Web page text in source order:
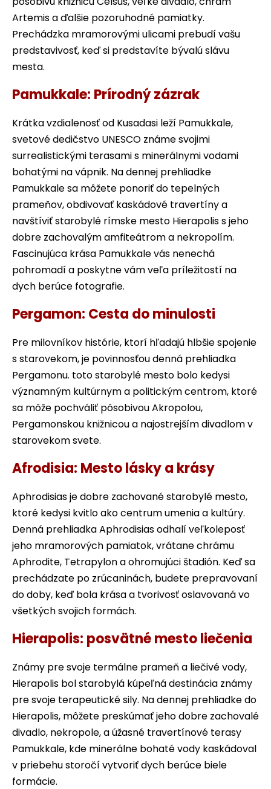
Artemis a ďalšie pozoruhodné pamiatky.
Prechádzka mramorovými ulicami prebudí vašu
predstavivosť, keď si predstavíte bývalú slávu
mesta.
Pamukkale: Prírodný zázrak
Krátka vzdialenosť od Kusadasi leží Pamukkale,
svetové dedičstvo UNESCO známe svojimi
surrealistickými terasami s minerálnymi vodami
bohatými na vápnik. Na dennej prehliadke
Pamukkale sa môžete ponoriť do tepelných
prameňov, obdivovať kaskádové travertíny a
navštíviť starobylé rímske mesto Hierapolis s jeho
dobre zachovalým amfiteátrom a nekropolím.
Fascinujúca krása Pamukkale vás nenechá
pohromadí a poskytne vám veľa príležitostí na
dych berúce fotografie.
Pergamon: Cesta do minulosti
Pre milovníkov histórie, ktorí hľadajú hlbšie spojenie
s starovekom, je povinnosťou denná prehliadka
Pergamonu. toto starobylé mesto bolo kedysi
významným kultúrnym a politickým centrom, ktoré
sa môže pochváliť pôsobivou Akropolou,
Pergamonskou knižnicou a najostrejším divadlom v
starovekom svete.
Afrodisia: Mesto lásky a krásy
Aphrodisias je dobre zachované starobylé mesto,
ktoré kedysi kvitlo ako centrum umenia a kultúry.
Denná prehliadka Aphrodisias odhalí veľkoleposť
jeho mramorových pamiatok, vrátane chrámu
Aphrodite, Tetrapylon a ohromujúci štadión. Keď sa
prechádzate po zrúcaninách, budete prepravovaní
do doby, keď bola krása a tvorivosť oslavovaná vo
všetkých svojich formách.
Hierapolis: posvätné mesto liečenia
Známy pre svoje termálne prameň a liečivé vody,
Hierapolis bol starobylá kúpeľná destinácia známy
pre svoje terapeutické sily. Na dennej prehliadke do
Hierapolis, môžete preskúmať jeho dobre zachovalé
divadlo, nekropole, a úžasné travertínové terasy
Pamukkale, kde minerálne bohaté vody kaskádoval
v priebehu storočí vytvoriť dych berúce biele
formácie.